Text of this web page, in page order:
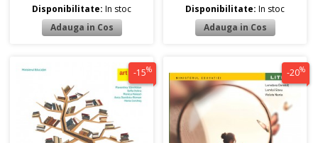
Disponibilitate:In stoc
Disponibilitate:In stoc
-15% -20%